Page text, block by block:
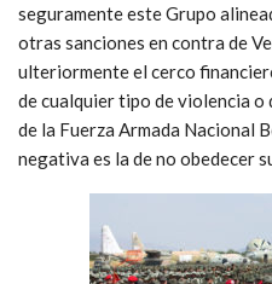
seguramente este Grupo
otras sanciones en contra de
ulteriormente el cerco
de cualquier tipo de violencia
de la Fuerza Armada Nacional
negativa es la de no obedecer